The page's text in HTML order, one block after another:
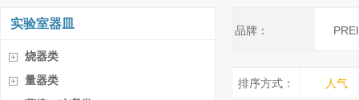
实验室器皿
烧器类
量器类
品牌：
排序方式： 人气